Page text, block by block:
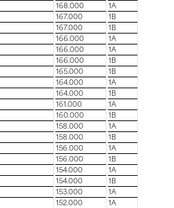
168.000
1A
167.000
1B
167.000
1B
166.000
1A
166.000
1A
166.000
1B
165.000
1B
164.000
1A
164.000
1B
161.000
1A
160.000
1B
158.000
1A
158.000
1B
156.000
1A
156.000
1B
154.000
1A
154.000
1B
153.000
1A
152.000
1A